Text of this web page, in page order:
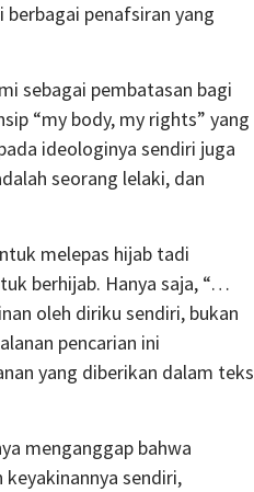
penafsiran yang
sebagai pembatasan bagi
“my body, my rights” yang
ideologinya sendiri juga
seorang lelaki, dan
melepas hijab tadi
berhijab. Hanya saja, “…
oleh diriku sendiri, bukan
pencarian ini
yang diberikan dalam teks
menganggap bahwa
sendiri,